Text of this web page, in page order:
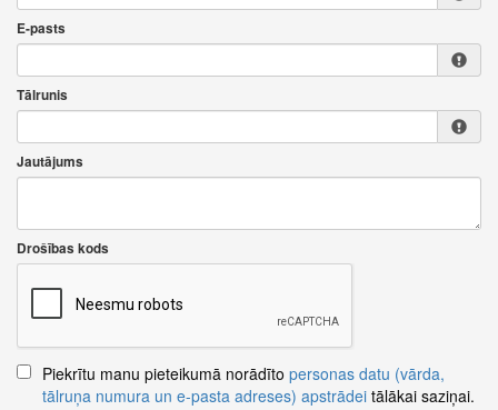
E-pasts
Tālrunis
Jautājums
Drošības kods
Piekrītu manu pieteikumā norādīto personas datu (vārda,
tālruņa numura un e-pasta adreses) apstrādei tālākai saziņai.